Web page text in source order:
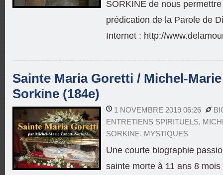
SORKINE de nous
prédication de la Parole de
Internet : http://
Sainte Maria Goretti / Michel-
Sorkine (184e)
1 NOVEMBRE 2019 06:26
ENTRETIENS SPIRITUELS,
SORKINE, MYSTIQUES
Une courte biographie
sainte morte à 11 ans 8